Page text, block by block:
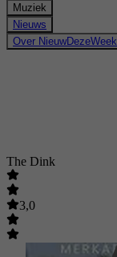
Muziek
Nieuws
Over NieuwDezeWeek
The Dink
3,0